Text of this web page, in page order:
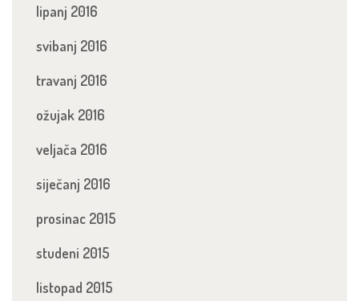
lipanj 2016
svibanj 2016
travanj 2016
ožujak 2016
veljača 2016
siječanj 2016
prosinac 2015
studeni 2015
listopad 2015